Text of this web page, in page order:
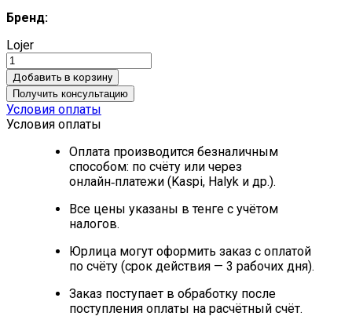
Бренд:
Lojer
Добавить в корзину
Получить консультацию
Условия оплаты
Условия оплаты
Оплата производится безналичным
способом: по счёту или через
онлайн‑платежи (Kaspi, Halyk и др.).
Все цены указаны в тенге с учётом
налогов.
Юрлица могут оформить заказ с оплатой
по счёту (срок действия — 3 рабочих дня).
Заказ поступает в обработку после
поступления оплаты на расчётный счёт.